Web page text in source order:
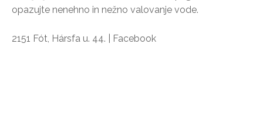
opazujte nenehno in nežno valovanje vode.
2151 Fót, Hársfa u. 44. | Facebook